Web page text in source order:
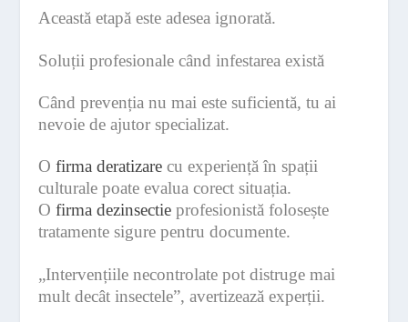
Această etapă este adesea ignorată.
Soluții profesionale când infestarea există
Când prevenția nu mai este suficientă, tu ai
nevoie de ajutor specializat.
Ofirma deratizare cu experiență în spații
culturale poate evalua corect situația.
Ofirma dezinsectie profesionistă folosește
tratamente sigure pentru documente.
„Intervențiile necontrolate pot distruge mai
mult decât insectele”, avertizează experții.